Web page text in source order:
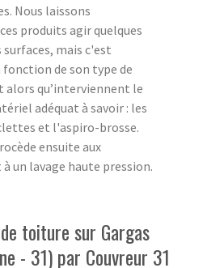
Nous laissons
produits agir quelques
mais c'est
de son type de
alors qu’interviennent le
adéquat à savoir : les
et l'aspiro-brosse.
ensuite aux
un lavage haute pression.
toiture sur Gargas
- 31) par Couvreur 31